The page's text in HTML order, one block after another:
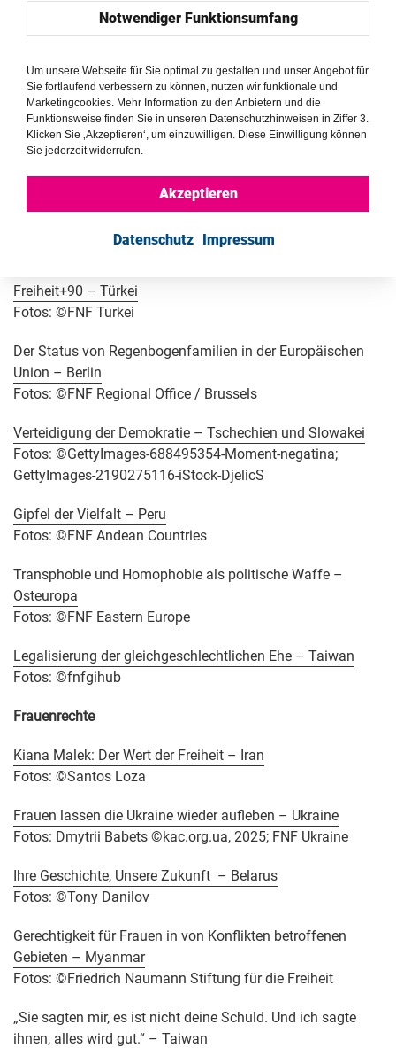
Fotos: ©Katharina Osthoff
Fotos: by Mohammed Soukri © American Arts Center
Casablanca / FNF Tunisia
Unter dem Mikroskop – Tunesien
Fotos: ©FNF Tunisia
Das Gulag unserer Zeit – Russland
Fotos: ©Vidim Books
Freiheit+90 – Türkei
Fotos: ©FNF Turkei
Der Status von Regenbogenfamilien in der Europäischen
Union – Berlin
Fotos: ©FNF Regional Office / Brussels
Verteidigung der Demokratie – Tschechien und Slowakei
Fotos: ©GettyImages-688495354-Moment-negatina;
GettyImages-2190275116-iStock-DjelicS
Gipfel der Vielfalt – Peru
Fotos: ©FNF Andean Countries
Transphobie und Homophobie als politische Waffe –
Osteuropa
Fotos: ©FNF Eastern Europe
Legalisierung der gleichgeschlechtlichen Ehe – Taiwan
Fotos: ©fnfgihub
Frauenrechte
Kiana Malek: Der Wert der Freiheit – Iran
Fotos: ©Santos Loza
Frauen lassen die Ukraine wieder aufleben – Ukraine
Fotos: Dmytrii Babets ©kac.org.ua, 2025; FNF Ukraine
Ihre Geschichte, Unsere Zukunft – Belarus
Fotos: ©Tony Danilov
Gerechtigkeit für Frauen in von Konflikten betroffenen
Gebieten – Myanmar
Fotos: ©Friedrich Naumann Stiftung für die Freiheit
„Sie sagten mir, es ist nicht deine Schuld. Und ich sagte
ihnen, alles wird gut.“ – Taiwan
Notwendiger Funktionsumfang
Um unsere Webseite für Sie optimal zu gestalten und unser Angebot für
Sie fortlaufend verbessern zu können, nutzen wir funktionale und
Marketingcookies. Mehr Information zu den Anbietern und die
Funktionsweise finden Sie in unseren Datenschutzhinweisen in Ziffer 3.
Klicken Sie ‚Akzeptieren‘, um einzuwilligen. Diese Einwilligung können
Sie jederzeit widerrufen.
Akzeptieren
Datenschutz Impressum